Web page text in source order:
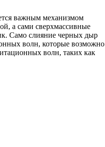
важным механизмом
а сами сверхмассивные
Само слияние черных дыр
волн, которые возможно
волн, таких как